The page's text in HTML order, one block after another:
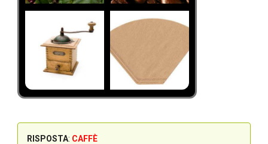
RISPOSTA: CAFFÈ